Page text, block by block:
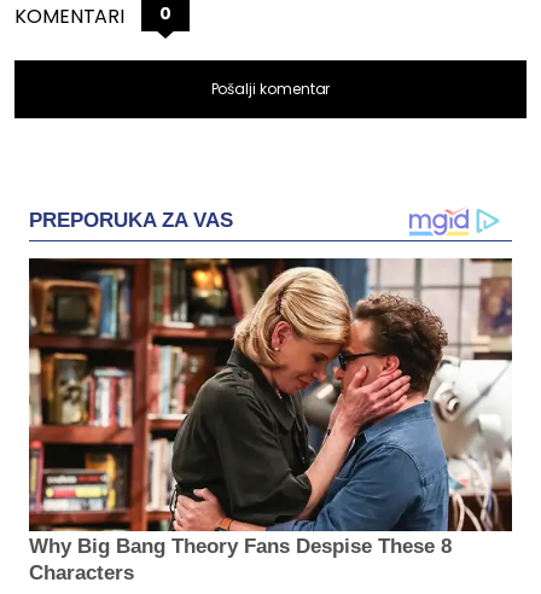
KOMENTARI 0
Pošalji komentar
PREPORUKA ZA VAS
Why Big Bang Theory Fans Despise These 8
Characters